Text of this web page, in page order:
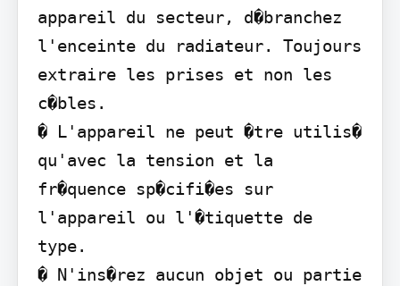
appareil du secteur, d�branchez
l'enceinte du radiateur. Toujours
extraire les prises et non les
c�bles.
� L'appareil ne peut �tre utilis�
qu'avec la tension et la
fr�quence sp�cifi�es sur
l'appareil ou l'�tiquette de
type.
� N'ins�rez aucun objet ou partie